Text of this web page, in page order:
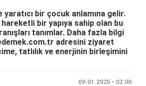
yaratıcı bir çocuk anlamına gelir.
hareketli bir yapıya sahip olan bu
tanımlar. Daha fazla bilgi
adresini ziyaret
tatlılık ve enerjinin birleşimini
09.01.2025 • 02:00